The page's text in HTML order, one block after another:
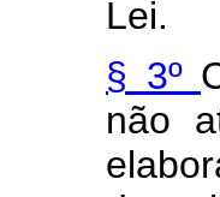
Lei.
§ 3º
não